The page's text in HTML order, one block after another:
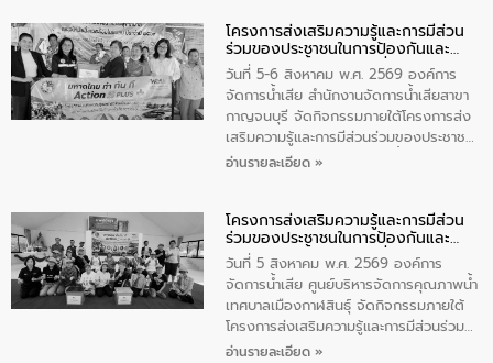
นโยบาย “มหาดไทย ทำ ทัน ที Action 5
PLUS” โดยจัดอบรมให้ความรู้แก่ประชาชน
และนักเรียน เพื่อส่งเสริมความรู้ด้านการ
จัดการน้ำเสียและสร้างจิตสำนึกในการ
อนุรักษ์สิ่งแวดล้อม ในหัวข้อ “น้ำเสียชุมชน
และการบำบัดน้ำเสียเบื้องต้น” โดยให้ความรู้
เกี่ยวกับสาเหตุและผลกระทบของน้ำเสีย
ณ เทศบาลตำบลบางเลน จังหวัดนครปฐม
โครงการส่งเสริมความรู้และการมีส่วน
ร่วมของประชาชนในการป้องกันและ
แก้ไขปัญหาน้ำเสียอย่างยั่งยืน
วันที่ 5-6 สิงหาคม พ.ศ. 2569 องค์การ
จัดการน้ำเสีย สำนักงานจัดการน้ำเสียสาขา
กาญจนบุรี จัดกิจกรรมภายใต้โครงการส่ง
เสริมความรู้และการมีส่วนร่วมของประชาชน
ในการป้องกันและแก้ไขปัญหาน้ำเสียอย่าง
นักเรียนชั้นมัธยมต้น โรงเรียนเทศบาล 5
(กระดาษไทยอนุเคราะห์), นักศึกษาชั้น ปวช.
1 วิทยาลัยเทคนิคกาญจนบุรี, ผู้นำชุมชนบ้าน
เหนือ 2 และชุมชนซอยโรงน้ำแข็ง ในเขต
เทศบาลเมืองกาญจนบุรี เพื่อส่งเสริมความรู้
ด้านการจัดการน้ำเสีย การบำบัดน้ำเสียเบื้อง
ต้นในครัวเรือน และสร้างจิตสำนึกในการ
อ่านรายละเอียด »
โครงการส่งเสริมความรู้และการมีส่วน
ร่วมของประชาชนในการป้องกันและ
แก้ไขปัญหาน้ำเสียอย่างยั่งยืน
วันที่ 5 สิงหาคม พ.ศ. 2569 องค์การ
จัดการน้ำเสีย ศูนย์บริหารจัดการคุณภาพน้ำ
เทศบาลเมืองกาฬสินธุ์ จัดกิจกรรมภายใต้
โครงการส่งเสริมความรู้และการมีส่วนร่วม
ของประชาชนในการป้องกันและแก้ไขปัญหา
อ่านรายละเอียด »